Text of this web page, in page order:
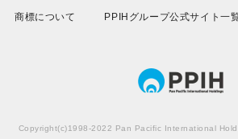
商標について PPIHグループ公式サイト一
Copyright(c)1998-2022 Pan Pacific International